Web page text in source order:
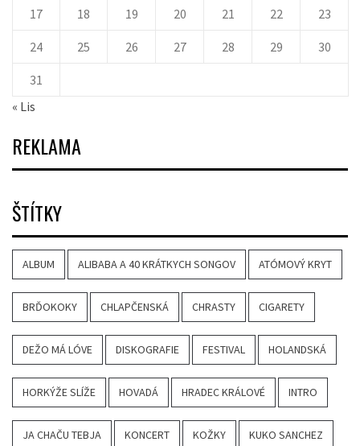
17 18 19 20 21 22 23
24 25 26 27 28 29 30
31
« Lis
REKLAMA
ŠTÍTKY
ALBUM ALIBABA A 40 KRÁTKYCH SONGOV ATÓMOVÝ KRYT
BRĎOKOKY CHLAPČENSKÁ CHRASTY CIGARETY
DEŽO MÁ LÓVE DISKOGRAFIE FESTIVAL HOLANDSKÁ
HORKÝŽE SLÍŽE HOVADÁ HRADEC KRÁLOVÉ INTRO
JA CHAČU TEBJA KONCERT KOŽKY KUKO SANCHEZ